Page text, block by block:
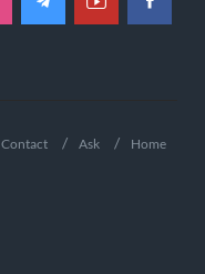
Home
Ask
Contact